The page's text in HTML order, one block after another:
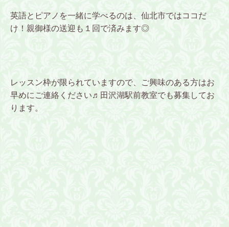
英語とピアノを一緒に学べるのは、仙北市ではココだ
け！親御様の送迎も１回で済みます◎
レッスン枠が限られていますので、ご興味のある方はお
早めにご連絡ください♬田沢湖駅前教室でも募集してお
ります。